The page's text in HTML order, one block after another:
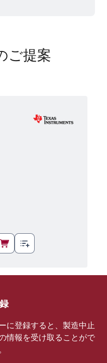
ご提案
に登録すると、製造中止
情報を受け取ることがで